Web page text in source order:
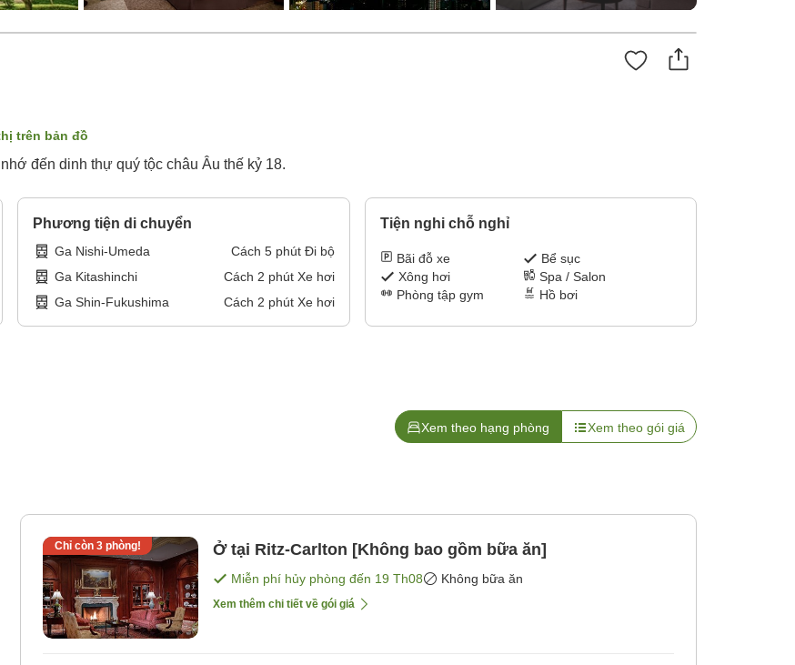
trên bản đồ
đến dinh thự quý tộc châu Âu thế kỷ 18.
Phương tiện di chuyển
Ga Nishi-Umeda Cách 5phút Đi bộ
Ga Kitashinchi
Cách 2 phút Xe hơi
Ga Shin-Fukushima
Cách 2 phút Xe hơi
Tiện nghi chỗ nghỉ
Bãi đỗ xe
Bể sục
Xông hơi
Spa / Salon
Phòng tập gym
Hồ bơi
Xem theo hạng phòng Xem theo gói giá
Chỉ còn 3phòng! Ở tại Ritz-Carlton [Không bao gồm bữa ăn]
Miễn phí hủy phòng đến 19 Th08 Không bữa ăn
Xem thêm chi tiết về gói giá